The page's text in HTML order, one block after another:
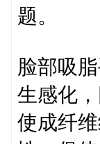
题。
脸部吸
生感化
使成纤